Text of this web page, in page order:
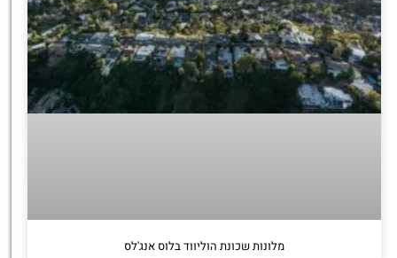
מלונות שכונת הוליווד בלוס אנג'לס